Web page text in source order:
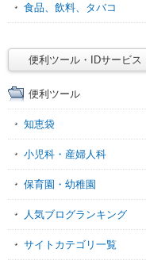
食品、飲料、タバコ
便利ツール・IDサービ
便利ツール
知恵袋
小児科・産婦人科
保育園・幼稚園
人気ブログランキング
サイトカテゴリ一覧